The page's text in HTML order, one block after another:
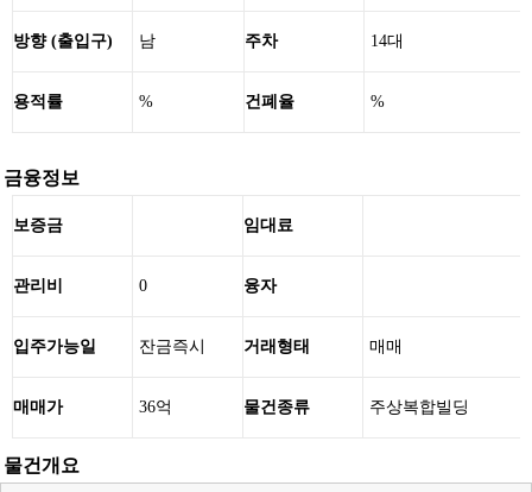
방향 (출입구) 남 주차 14대
용적률 % 건폐율 %
금융정보
보증금 임대료
관리비 0 융자
입주가능일 잔금즉시 거래형태 매매
매매가 36억 물건종류 주상복합빌딩
물건개요